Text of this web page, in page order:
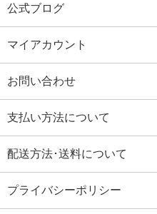
公式ブログ
マイアカウント
お問い合わせ
支払い方法について
配送方法･送料について
プライバシーポリシー